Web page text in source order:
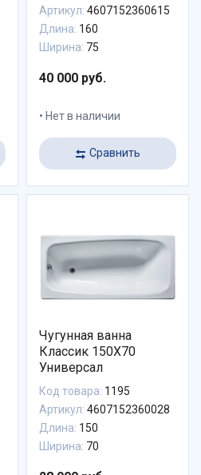
Артикул: 4607152360615
Длина: 160
Ширина: 75
40 000 руб.
Нет в наличии
Сравнить
Чугунная ванна
Классик 150X70
Универсал
Код товара: 1195
Артикул: 4607152360028
Длина: 150
Ширина: 70